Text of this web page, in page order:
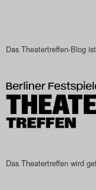
Das Theatertreffen-Blog
Das Theatertreffen wird